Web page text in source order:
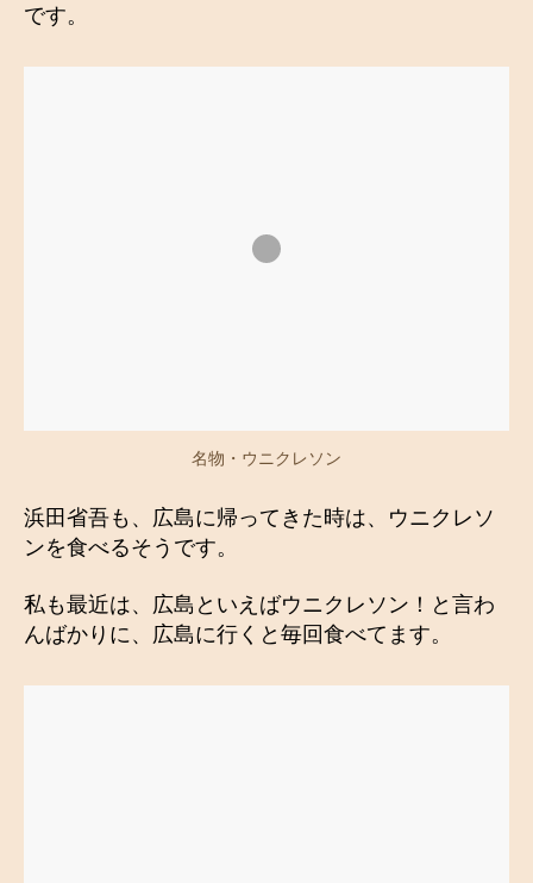
です。
名物・ウニクレソン
浜田省吾も、広島に帰ってきた時は、ウニクレソ
ンを食べるそうです。
私も最近は、広島といえばウニクレソン！と言わ
んばかりに、広島に行くと毎回食べてます。